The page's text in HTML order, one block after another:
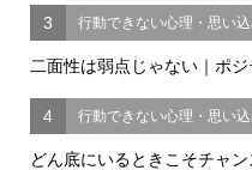
3 行動できない心理・思い
二面性は弱点じゃない｜ポ
4 行動できない心理・思い
どん底にいるときこそチャ